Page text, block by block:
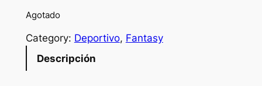
Agotado
Category: Deportivo, Fantasy
Descripción